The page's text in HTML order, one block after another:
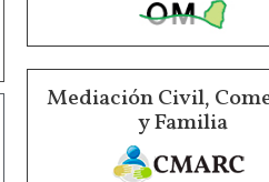
Mediación Civil,
y Familia